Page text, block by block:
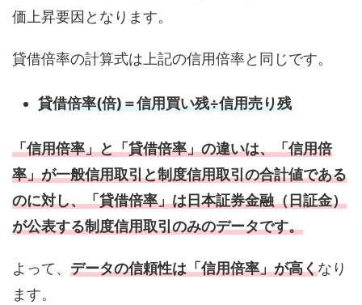
価上昇要因となります。
貸借倍率の計算式は上記の信用倍率と同じです。
貸借倍率(倍)＝信用買い残÷信用売り残
「信用倍率」と「貸借倍率」の違いは、「信用倍
率」が一般信用取引と制度信用取引の合計値である
のに対し、「貸借倍率」は日本証券金融（日証金）
が公表する制度信用取引のみのデータです。
よって、 データの信頼性は「信用倍率」が高くなり
ます。